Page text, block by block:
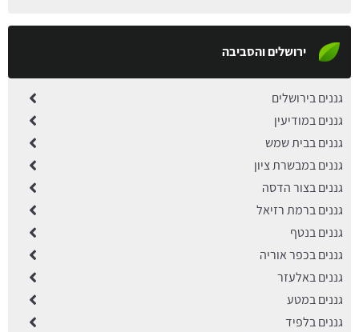
ירושלים והסביבה
גננים בירושלים
גננים במודיעין
גננים בבית שמש
גננים במבשרת ציון
גננים בצור הדסה
גננים ברמת רזיאל
גננים בנטף
גננים בכפר אוריה
גננים באלעזר
גננים במטע
גננים בלפיד